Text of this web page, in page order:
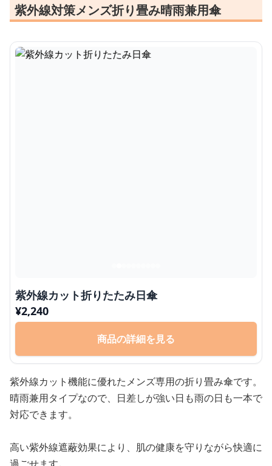
紫外線対策メンズ折り畳み晴雨兼用傘
紫外線カット折りたたみ日傘
¥2,240
商品の詳細を見る
紫外線カット機能に優れたメンズ専用の折り畳み傘です。
晴雨兼用タイプなので、日差しが強い日も雨の日も一本で
対応できます。
高い紫外線遮蔽効果により、肌の健康を守りながら快適に